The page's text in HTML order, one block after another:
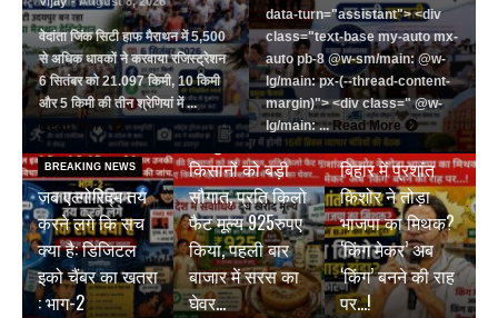
वेदांता जिंक सिटी हाफ मैराथन में 5,500
से अधिक धावकों ने करवाया रजिस्ट्रेशन
6 सितंबर को 21.097 किमी, 10 किमी
और 5 किमी की तीन श्रेणियां में ...
Read More
data-turn="assistant"> <div
class="text-base my-auto mx-
auto pb-8 @w-sm/main: @w-
lg/main: px-(--thread-content-
margin)"> <div class=" @w-
lg/main: ... Read More
BREAKING NEWS
जब एल्गोरिद्म तय
करने लगे कि सच
क्या है: डिजिटल
इको चैंबर का खतरा
: भाग-2
BREAKING NEWS
जयपुर डेयरी की
किसानों को बड़ी
सौगात, प्रति किलो
फैट मूल्य 925रुपए
किया, पहली बार
बाजार में सरस का
घेवर…
BREAKING NEWS
बिहार में प्रशांत
किशोर ने तोड़ा
भाजपा का मिथक?
‘किंग मेकर’ अब
‘किंग’ बनने की राह
पर…!